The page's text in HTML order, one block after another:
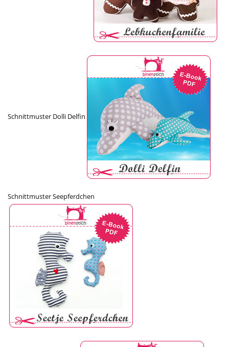
Schnittmuster Dolli Delfin
Schnittmuster Seepferdchen